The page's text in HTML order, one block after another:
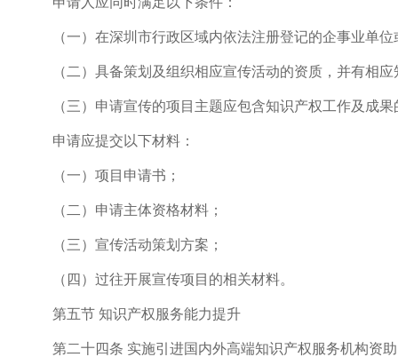
（一）在深圳市行政区域内依法注册登记的企事业单位
（二）具备策划及组织相应宣传活动的资质，并有相应
（三）申请宣传的项目主题应包含知识产权工作及成果
申请应提交以下材料：
（一）项目申请书；
（二）申请主体资格材料；
（三）宣传活动策划方案；
（四）过往开展宣传项目的相关材料。
第五节 知识产权服务能力提升
第二十四条 实施引进国内外高端知识产权服务机构资助